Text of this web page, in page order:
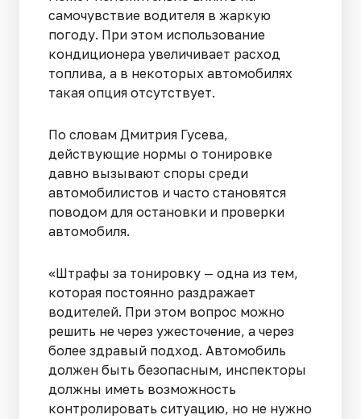
самочувствие водителя в жаркую
погоду. При этом использование
кондиционера увеличивает расход
топлива, а в некоторых автомобилях
такая опция отсутствует.
По словам Дмитрия Гусева,
действующие нормы о тонировке
давно вызывают споры среди
автомобилистов и часто становятся
поводом для остановки и проверки
автомобиля.
«Штрафы за тонировку — одна из тем,
которая постоянно раздражает
водителей. При этом вопрос можно
решить не через ужесточение, а через
более здравый подход. Автомобиль
должен быть безопасным, инспекторы
должны иметь возможность
контролировать ситуацию, но не нужно